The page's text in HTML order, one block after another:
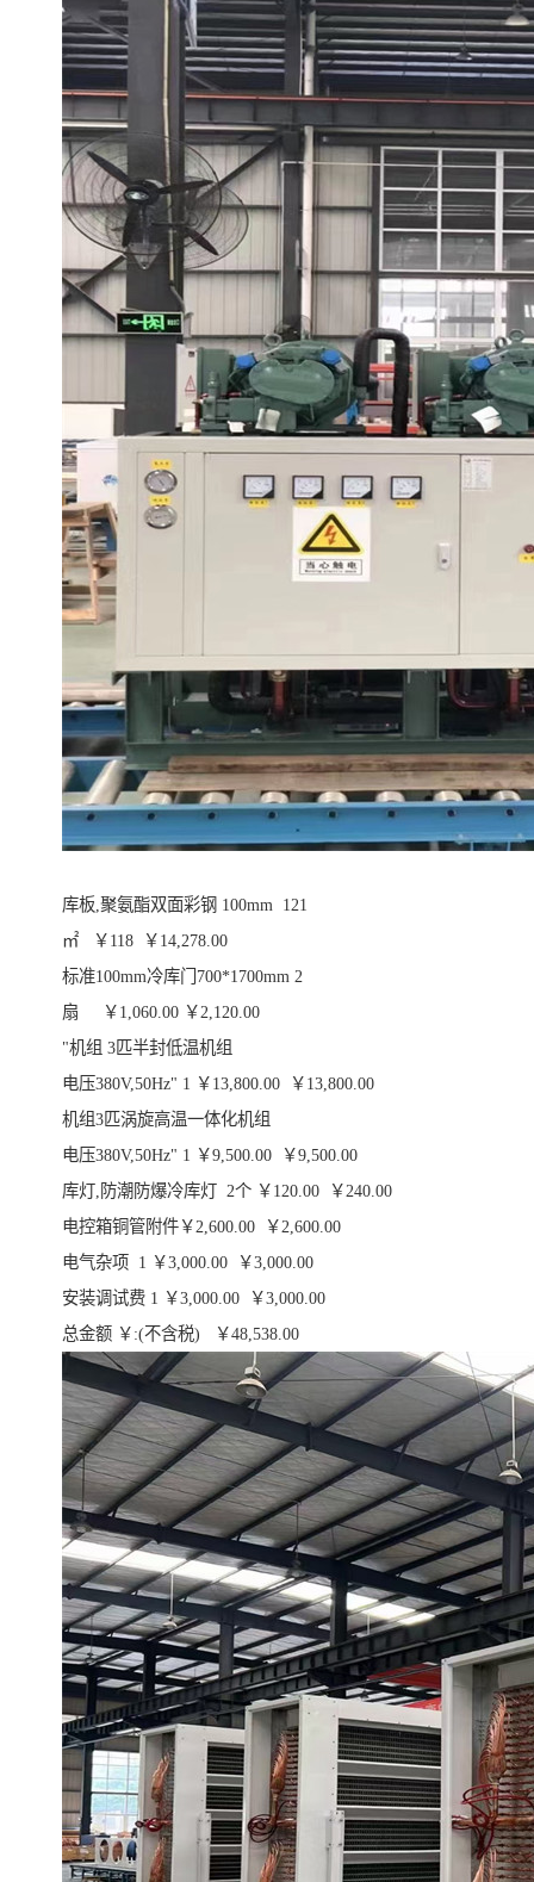
库板,聚氨酯双面彩钢 100mm 121
㎡ ￥118 ￥14,278.00
标准100mm冷库门700*1700mm 2
扇 ￥1,060.00 ￥2,120.00
"机组 3匹半封低温机组
电压380V,50Hz" 1 ￥13,800.00 ￥13,800.00
机组3匹涡旋高温一体化机组
电压380V,50Hz" 1 ￥9,500.00 ￥9,500.00
库灯,防潮防爆冷库灯 2个 ￥120.00 ￥240.00
电控箱铜管附件￥2,600.00 ￥2,600.00
电气杂项 1 ￥3,000.00 ￥3,000.00
安装调试费 1 ￥3,000.00 ￥3,000.00
总金额 ￥:(不含税) ￥48,538.00